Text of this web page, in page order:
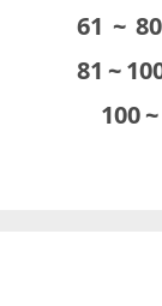
61 ~ 80
81 ~
100~